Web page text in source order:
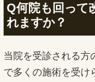
Q何院も回って
れますか？
当院を受診される方
で多くの施術を受け